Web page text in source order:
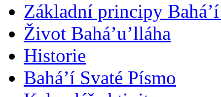
Základní principy
Život Bahá’u’lláha
Historie
Bahá’í Svaté Písmo